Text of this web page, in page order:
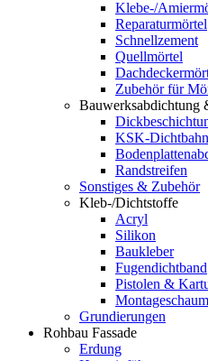
Klebe-/
Reparaturmörtel
Schnellzement
Quellmörtel
Zubehör für
Bauwerksabdichtung
KSK-Dichtbahn
Randstreifen
Sonstiges & Zubehör
Kleb-/Dichtstoffe
Acryl
Silikon
Baukleber
Fugendichtband
Pistolen &
Montageschaum
Grundierungen
Rohbau Fassade
Erdung